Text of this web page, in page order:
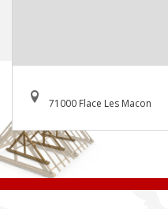
71000 Flace Les Macon